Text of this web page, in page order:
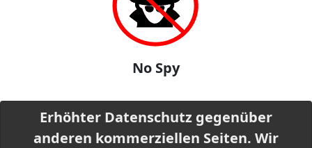
No Spy
Erhöhter Datenschutz gegenüber
anderen kommerziellen Seiten. Wir